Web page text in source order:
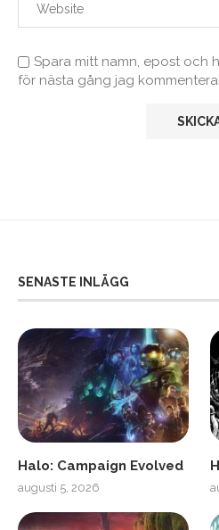
Spara mitt namn, epost och
för nästa gång jag
SENASTE INLÄGG
Halo: Campaign Evolved
augusti 5, 2026